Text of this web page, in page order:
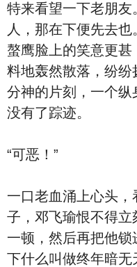
特来看望一下老朋
人，那在下便先去也
螯鹰脸上的笑意更甚
料地轰然散落，纷
分神的片刻，一个
没有了踪迹。
“可恶！”
一口老血涌上心头
子，邓飞瑜恨不得
一顿，然后再把他
下什么叫做终年暗无